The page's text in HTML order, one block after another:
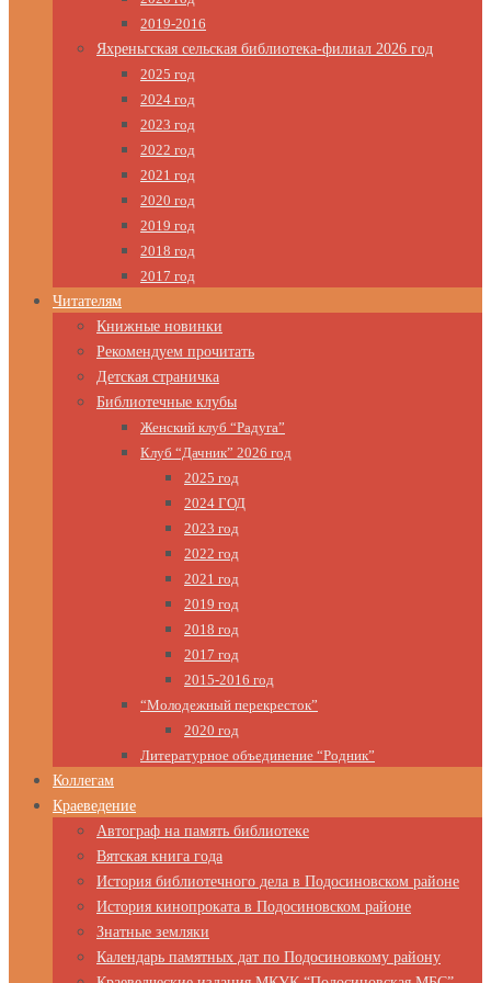
2019-2016
Яхреньгская сельская библиотека-филиал 2026 год
2025 год
2024 год
2023 год
2022 год
2021 год
2020 год
2019 год
2018 год
2017 год
Читателям
Книжные новинки
Рекомендуем прочитать
Детская страничка
Библиотечные клубы
Женский клуб “Радуга”
Клуб “Дачник” 2026 год
2025 год
2024 ГОД
2023 год
2022 год
2021 год
2019 год
2018 год
2017 год
2015-2016 год
“Молодежный перекресток”
2020 год
Литературное объединение “Родник”
Коллегам
Краеведение
Автограф на память библиотеке
Вятская книга года
История библиотечного дела в Подосиновском районе
История кинопроката в Подосиновском районе
Знатные земляки
Календарь памятных дат по Подосиновкому району